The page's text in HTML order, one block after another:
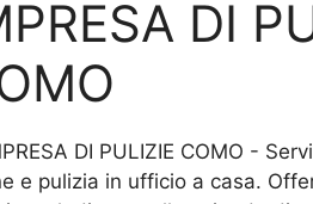
DI
DI PULIZIE COMO -
e pulizia in ufficio a casa.